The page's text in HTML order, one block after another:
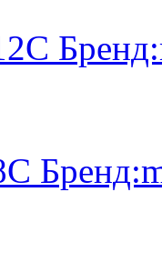
Бренд:
Бренд: